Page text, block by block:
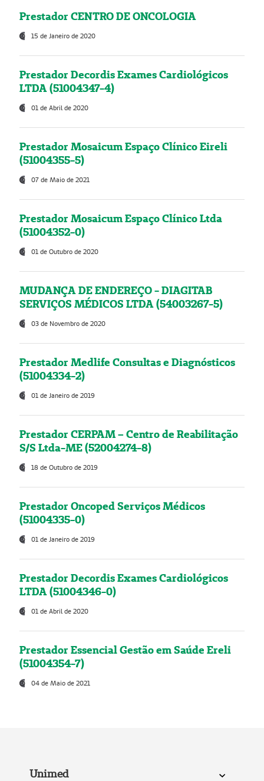
Prestador CENTRO DE ONCOLOGIA
15 de Janeiro de 2020
Prestador Decordis Exames Cardiológicos
LTDA (51004347-4)
01 de Abril de 2020
Prestador Mosaicum Espaço Clínico Eireli
(51004355-5)
07 de Maio de 2021
Prestador Mosaicum Espaço Clínico Ltda
(51004352-0)
01 de Outubro de 2020
MUDANÇA DE ENDEREÇO - DIAGITAB
SERVIÇOS MÉDICOS LTDA (54003267-5)
03 de Novembro de 2020
Prestador Medlife Consultas e Diagnósticos
(51004334-2)
01 de Janeiro de 2019
Prestador CERPAM – Centro de Reabilitação
S/S Ltda-ME (52004274-8)
18 de Outubro de 2019
Prestador Oncoped Serviços Médicos
(51004335-0)
01 de Janeiro de 2019
Prestador Decordis Exames Cardiológicos
LTDA (51004346-0)
01 de Abril de 2020
Prestador Essencial Gestão em Saúde Ereli
(51004354-7)
04 de Maio de 2021
Unimed